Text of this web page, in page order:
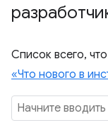
Список всего,
«Что нового в